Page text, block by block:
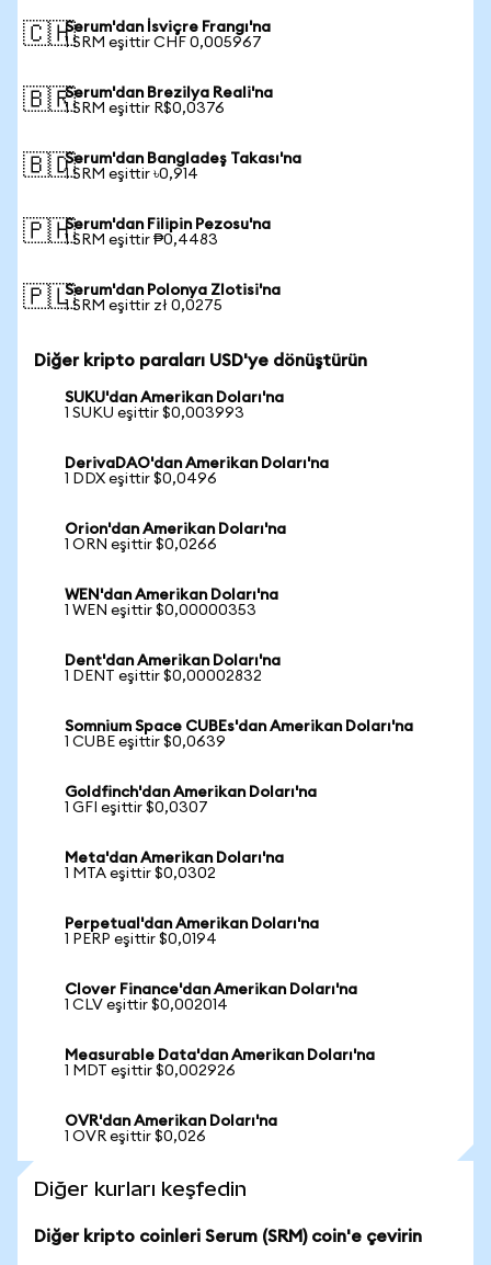
🇨🇭Serum'dan İsviçre Frangı'na
1 SRM eşittir CHF 0,005967
🇧🇷Serum'dan Brezilya Reali'na
1 SRM eşittir R$0,0376
🇧🇩Serum'dan Bangladeş Takası'na
1 SRM eşittir ৳0,914
🇵🇭Serum'dan Filipin Pezosu'na
1 SRM eşittir ₱0,4483
🇵🇱Serum'dan Polonya Zlotisi'na
1 SRM eşittir zł 0,0275
Diğer kripto paraları USD'ye dönüştürün
SUKU'dan Amerikan Doları'na
1 SUKU eşittir $0,003993
DerivaDAO'dan Amerikan Doları'na
1 DDX eşittir $0,0496
Orion'dan Amerikan Doları'na
1 ORN eşittir $0,0266
WEN'dan Amerikan Doları'na
1 WEN eşittir $0,00000353
Dent'dan Amerikan Doları'na
1 DENT eşittir $0,00002832
Somnium Space CUBEs'dan Amerikan Doları'na
1 CUBE eşittir $0,0639
Goldfinch'dan Amerikan Doları'na
1 GFI eşittir $0,0307
Meta'dan Amerikan Doları'na
1 MTA eşittir $0,0302
Perpetual'dan Amerikan Doları'na
1 PERP eşittir $0,0194
Clover Finance'dan Amerikan Doları'na
1 CLV eşittir $0,002014
Measurable Data'dan Amerikan Doları'na
1 MDT eşittir $0,002926
OVR'dan Amerikan Doları'na
1 OVR eşittir $0,026
Diğer kurları keşfedin
Diğer kripto coinleri Serum (SRM) coin'e çevirin